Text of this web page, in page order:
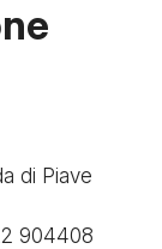
di Piave
904408